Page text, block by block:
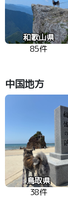
和歌山県
85件
中国地方
鳥取県
38件